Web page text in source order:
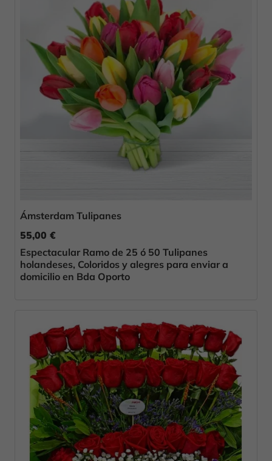
Ámsterdam Tulipanes
55,00 €
Espectacular Ramo de 25 ó 50 Tulipanes
holandeses, Coloridos y alegres para enviar a
domicilio en Bda Oporto